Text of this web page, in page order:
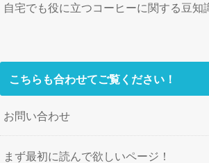
自宅でも役に立つコーヒーに関する豆知
こちらも合わせてご覧ください！
お問い合わせ
まず最初に読んで欲しいページ！